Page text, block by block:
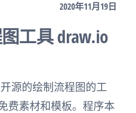
2020年11月19日
工具 draw.io
源的绘制流程图的工
费素材和模板。程序本